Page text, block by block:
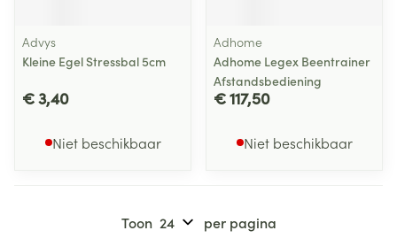
Advys
Kleine Egel Stressbal 5cm
€ 3,40
Niet beschikbaar
Adhome
Adhome Legex Beentrainer
Afstandsbediening
€ 117,50
Niet beschikbaar
Toon per pagina